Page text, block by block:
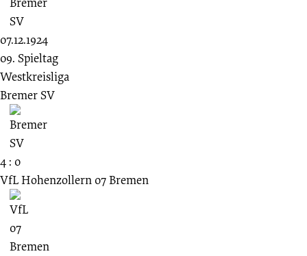
07.12.1924
09. Spieltag
Westkreisliga
Bremer SV
4 : 0
VfL Hohenzollern 07 Bremen